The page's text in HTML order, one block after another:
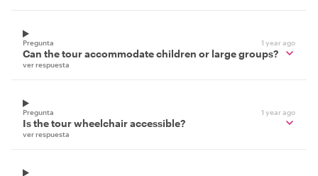
Pregunta 1 year ago
Can the tour accommodate children or large groups?
ver respuesta
Pregunta 1 year ago
Is the tour wheelchair accessible?
ver respuesta